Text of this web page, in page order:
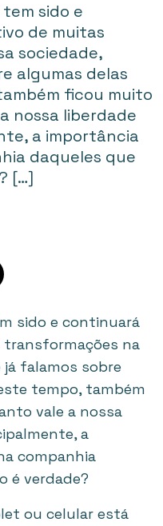
sido e
de muitas
sociedade,
algumas delas
ficou muito
nossa liberdade
a importância
daqueles que
[…]
sido e continuará
na
já falamos sobre
tempo, também
vale a nossa
a
companhia
é verdade?
ou celular está